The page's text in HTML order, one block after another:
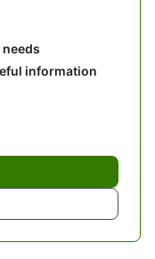
information